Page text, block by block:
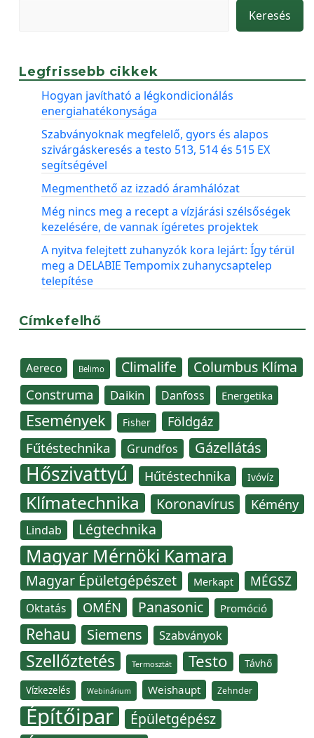
Keresés
Legfrissebb cikkek
Hogyan javítható a légkondicionálás
energiahatékonysága
Szabványoknak megfelelő, gyors és alapos
szivárgáskeresés a testo 513, 514 és 515 EX
segítségével
Megmenthető az izzadó áramhálózat
Még nincs meg a recept a vízjárási szélsőségek
kezelésére, de vannak ígéretes projektek
A nyitva felejtett zuhanyzók kora lejárt: Így térül
meg a DELABIE Tempomix zuhanycsaptelep
telepítése
Címkefelhő
Aereco Belimo Climalife Columbus Klíma
Construma Daikin Danfoss Energetika
Események Fisher Földgáz
Fűtéstechnika Grundfos Gázellátás
Hőszivattyú Hűtéstechnika Ivóvíz
Klímatechnika Koronavírus Kémény
Lindab Légtechnika
Magyar Mérnöki Kamara
Magyar Épületgépészet Merkapt MÉGSZ
Oktatás OMÉN Panasonic Promóció
Rehau Siemens Szabványok
Szellőztetés Termosztát Testo Távhő
Vízkezelés Webinárium Weishaupt Zehnder
Építőipar Épületgépész